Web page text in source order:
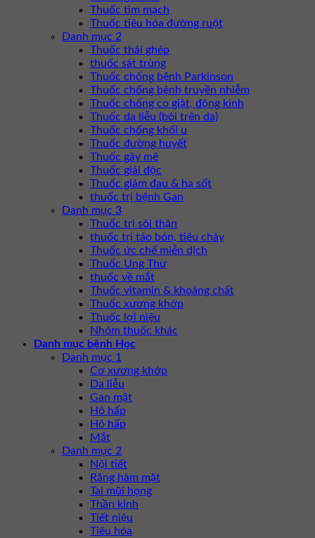
Thuốc tim mạch
Thuốc tiêu hóa đường ruột
Danh mục 2
Thuốc thải ghép
thuốc sát trùng
Thuốc chống bệnh Parkinson
Thuốc chống bệnh truyền nhiễm
Thuốc chống co giật, động kinh
Thuốc da liễu (bôi trên da)
Thuốc chống khối u
Thuốc đường huyết
Thuốc gây mê
Thuốc giải độc
Thuốc giảm đau & hạ sốt
thuốc trị bệnh Gan
Danh mục 3
Thuốc trị sỏi thận
thuốc trị táo bón, tiêu chảy
Thuốc ức chế miễn dịch
Thuốc Ung Thư
thuốc về mắt
Thuốc vitamin & khoáng chất
Thuốc xương khớp
Thuốc lợi niệu
Nhóm thuốc khác
Danh mục bệnh Học
Danh mục 1
Cơ xương khớp
Da liễu
Gan mật
Hô hấp
Hô hấp
Mắt
Danh mục 2
Nội tiết
Răng hàm mặt
Tai mũi họng
Thần kinh
Tiết niệu
Tiêu hóa